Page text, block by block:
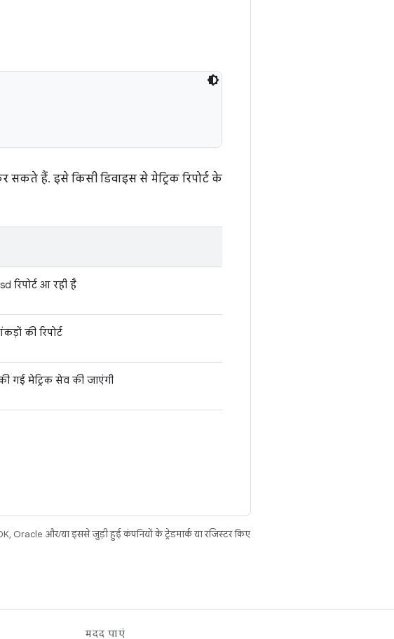
सकते हैं. इसे किसी डिवाइस से मेट्रिक रिपोर्ट के
रिपोर्ट आ रही है
की रिपोर्ट
गई मेट्रिक सेव की जाएंगी
Oracle और/या इससे जुड़ी हुई कंपनियों के ट्रेडमार्क या रजिस्टर किए
मदद पाएं